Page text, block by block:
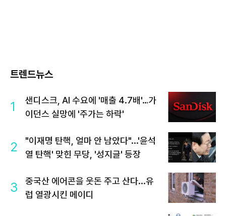
트렌드뉴스
1
샌디스크, AI 수요에 '매출 4.7배'…가
이던스 실망에 '주가는 하락'
2
"이재명 탄핵, 얼마 안 남았다"...'윤석
열 탄핵' 맞힌 무당, '성지글' 등장
3
중국산 에어콘을 웃돈 주고 산다...유
럽 열광시킨 메이디